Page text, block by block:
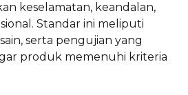
keselamatan, keandalan,
Standar ini meliputi
serta pengujian yang
produk memenuhi kriteria